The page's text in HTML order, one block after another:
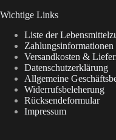
Wichtige Links
Liste der
Zahlungsinformationen
Versandkosten &
Datenschutzerklärung
Allgemeine
Widerrufsbeleherung
Rücksendeformular
Impressum